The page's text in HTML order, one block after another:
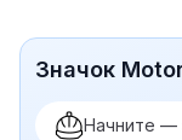
Значок
Начните —